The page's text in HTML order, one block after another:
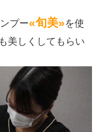
プー«旬美»を使
美しくしてもらい